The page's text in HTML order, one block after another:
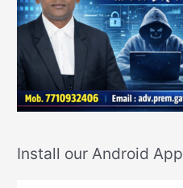
Install our Android App